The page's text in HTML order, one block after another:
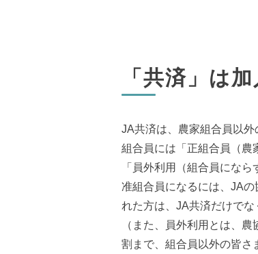
「共済」は
JA共済は、農家組合員以外
組合員には「正組合員（農
「員外利用（組合員にな
准組合員になるには、JA
れた方は、JA共済だけで
（また、員外利用とは、
割まで、組合員以外の皆さ